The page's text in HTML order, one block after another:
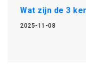
Wat zijn de 3
2025-11-08